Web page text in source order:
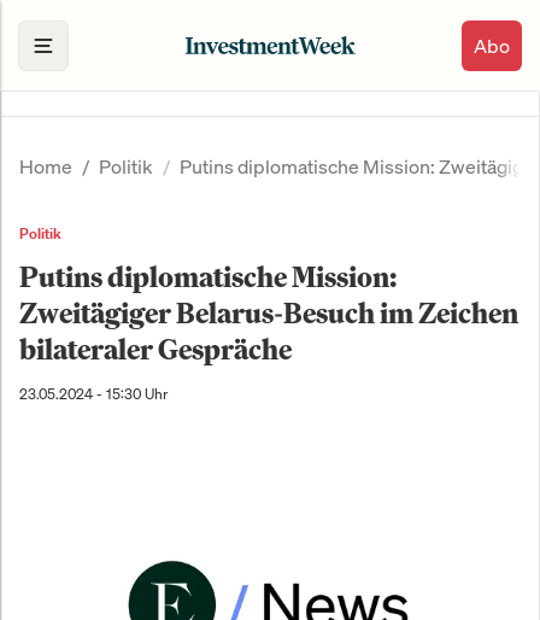
Abo
Home Politik Putins diplomatische Mission:
Politik
Putins diplomatische Mission:
Zweitägiger Belarus-Besuch im Zeichen
bilateraler Gespräche
23.05.2024 - 15:30 Uhr